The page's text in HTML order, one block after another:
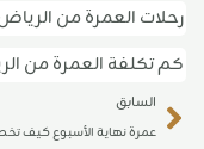
رحلات العمرة من
كم تكلفة العمرة من
Prev
السابق